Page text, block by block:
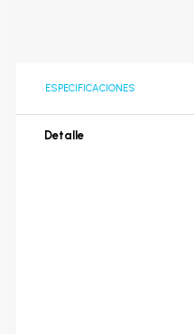
ESPECIFICACIONES
Detalle